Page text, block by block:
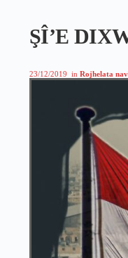
ŞÎ’E
23/12/2019 in Rojhelata